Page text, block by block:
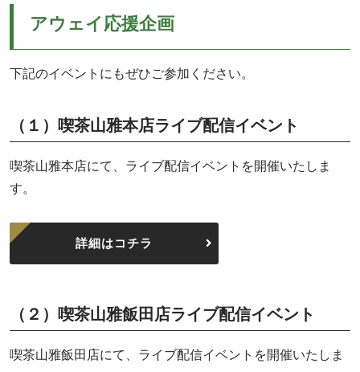
アウェイ応援企画
下記のイベントにもぜひご参加ください。
（１）喫茶山雅本店ライブ配信イベント
喫茶山雅本店にて、ライブ配信イベントを開催いたしま
す。
詳細はコチラ
（２）喫茶山雅飯田店ライブ配信イベント
喫茶山雅飯田店にて、ライブ配信イベントを開催いたしま